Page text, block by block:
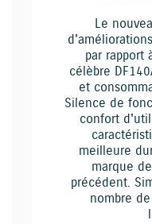
Le
par rapport
célèbre
et
Silence de
confort
meilleure
marque
précédent.
nombre